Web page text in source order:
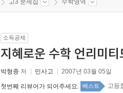
고3 문제집 수학영역
소득공제
지혜로운 수학 언리미티
박형종 저 민사고 2007년 03월 05일
첫번째 리뷰어가 되어주세요. 베스트 고등